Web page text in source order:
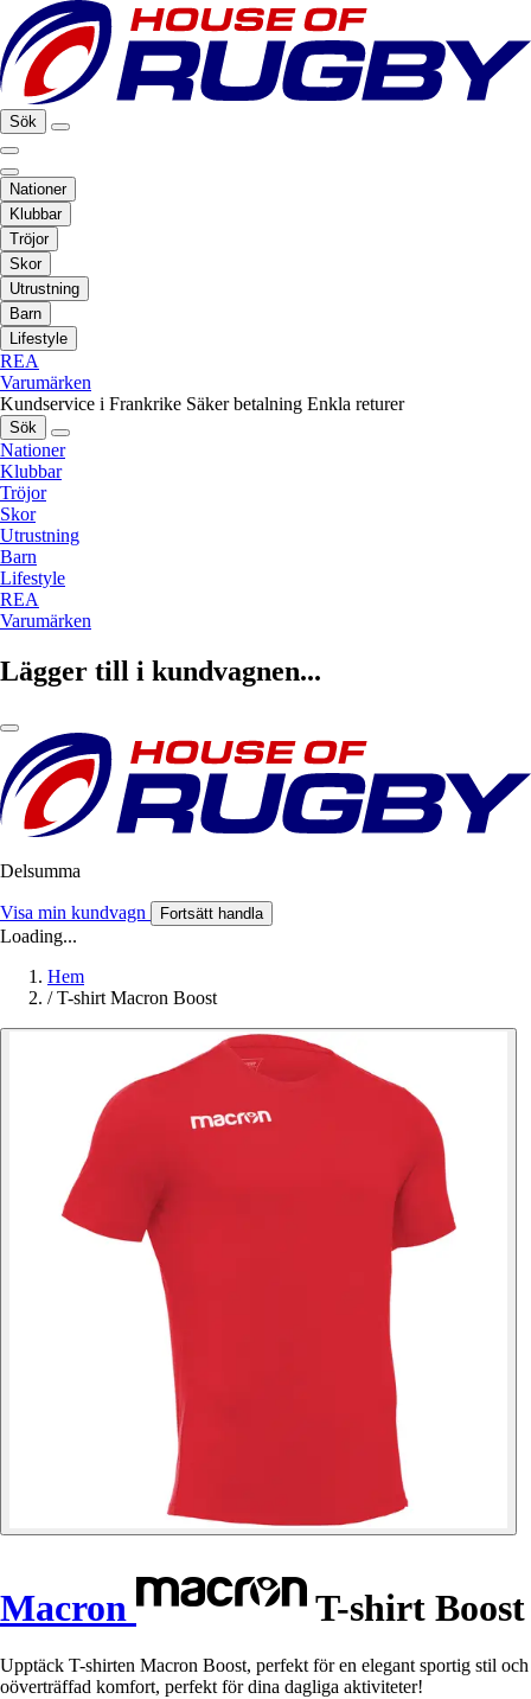
Sök
Nationer
Klubbar
Tröjor
Skor
Utrustning
Barn
Lifestyle
REA
Varumärken
Kundservice i Frankrike Säker betalning Enkla returer
Sök
Nationer
Klubbar
Tröjor
Skor
Utrustning
Barn
Lifestyle
REA
Varumärken
Lägger till i kundvagnen...
Delsumma
Visa min kundvagn Fortsätt handla
Loading...
Hem
/ T-shirt Macron Boost
Macron T-shirt Boost
Upptäck T-shirten Macron Boost, perfekt för en elegant sportig stil och
oöverträffad komfort, perfekt för dina dagliga aktiviteter!